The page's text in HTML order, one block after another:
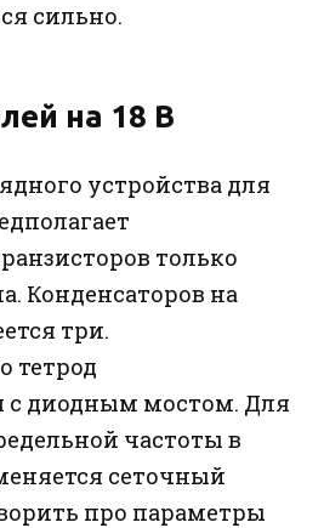
сильно.
на 18 В
устройства для
только
Конденсаторов на
три.
тетрод
с диодным мостом. Для
частоты в
сеточный
про параметры